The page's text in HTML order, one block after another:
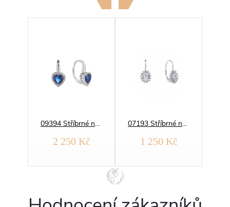
09394 Stříbrné náušnice SRDCE safírové
2 250 Kč
07193 Stříbrné náušnice OVÁLNÉ zářivé
1 250 Kč